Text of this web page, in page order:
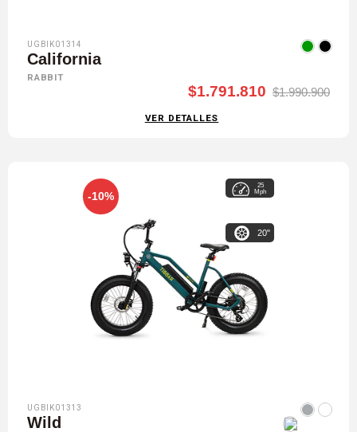
UGBIK01314
California
RABBIT
$1.791.810 $1.990.900
VER DETALLES
-10%
25
Mph
20"
UGBIK01313
Wild